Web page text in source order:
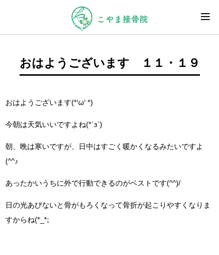
おはようございます １１・１９
おはようございます(*‘ω‘ *)
今朝は天気いいですよね(*´з`)
朝、晩は寒いですが、日中はすごく暖かくなるみたいですよ
(^^♪
あったかいうちに外で行動できるのがベストです(^^)/
日の光あびないと骨がもろくなって骨折が起こりやすくなりま
すからね(*_*;